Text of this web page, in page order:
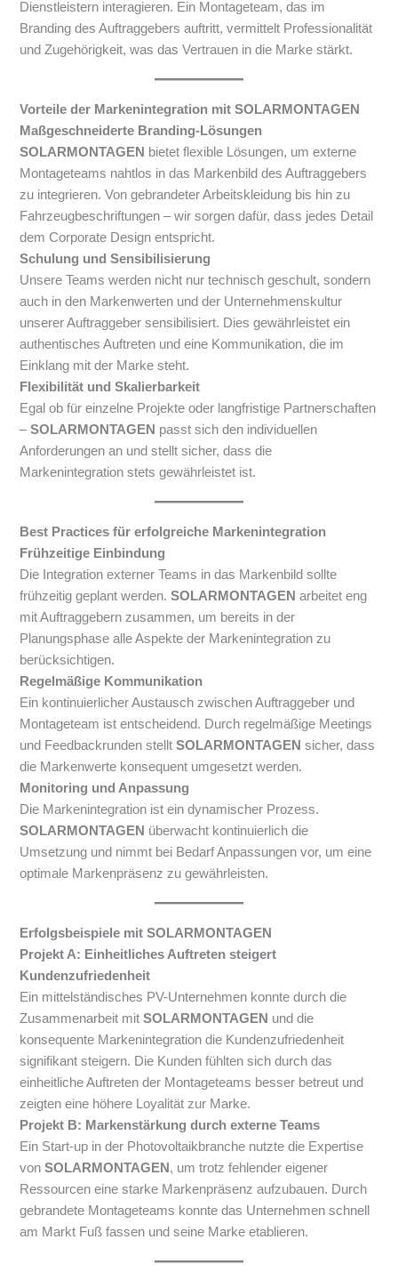
Dienstleistern interagieren. Ein Montageteam, das im
Branding des Auftraggebers auftritt, vermittelt Professionalität
und Zugehörigkeit, was das Vertrauen in die Marke stärkt.
Vorteile der Markenintegration mit SOLARMONTAGEN
Maßgeschneiderte Branding-Lösungen
SOLARMONTAGEN bietet flexible Lösungen, um externe
Montageteams nahtlos in das Markenbild des Auftraggebers
zu integrieren. Von gebrandeter Arbeitskleidung bis hin zu
Fahrzeugbeschriftungen – wir sorgen dafür, dass jedes Detail
dem Corporate Design entspricht.
Schulung und Sensibilisierung
Unsere Teams werden nicht nur technisch geschult, sondern
auch in den Markenwerten und der Unternehmenskultur
unserer Auftraggeber sensibilisiert. Dies gewährleistet ein
authentisches Auftreten und eine Kommunikation, die im
Einklang mit der Marke steht.
Flexibilität und Skalierbarkeit
Egal ob für einzelne Projekte oder langfristige Partnerschaften
–SOLARMONTAGEN passt sich den individuellen
Anforderungen an und stellt sicher, dass die
Markenintegration stets gewährleistet ist.
Best Practices für erfolgreiche Markenintegration
Frühzeitige Einbindung
Die Integration externer Teams in das Markenbild sollte
frühzeitig geplant werden.SOLARMONTAGEN arbeitet eng
mit Auftraggebern zusammen, um bereits in der
Planungsphase alle Aspekte der Markenintegration zu
berücksichtigen.
Regelmäßige Kommunikation
Ein kontinuierlicher Austausch zwischen Auftraggeber und
Montageteam ist entscheidend. Durch regelmäßige Meetings
und Feedbackrunden stelltSOLARMONTAGEN sicher, dass
die Markenwerte konsequent umgesetzt werden.
Monitoring und Anpassung
Die Markenintegration ist ein dynamischer Prozess.
SOLARMONTAGEN überwacht kontinuierlich die
Umsetzung und nimmt bei Bedarf Anpassungen vor, um eine
optimale Markenpräsenz zu gewährleisten.
Erfolgsbeispiele mit SOLARMONTAGEN
Projekt A: Einheitliches Auftreten steigert
Kundenzufriedenheit
Ein mittelständisches PV-Unternehmen konnte durch die
Zusammenarbeit mitSOLARMONTAGEN und die
konsequente Markenintegration die Kundenzufriedenheit
signifikant steigern. Die Kunden fühlten sich durch das
einheitliche Auftreten der Montageteams besser betreut und
zeigten eine höhere Loyalität zur Marke.
Projekt B: Markenstärkung durch externe Teams
Ein Start-up in der Photovoltaikbranche nutzte die Expertise
vonSOLARMONTAGEN , um trotz fehlender eigener
Ressourcen eine starke Markenpräsenz aufzubauen. Durch
gebrandete Montageteams konnte das Unternehmen schnell
am Markt Fuß fassen und seine Marke etablieren.